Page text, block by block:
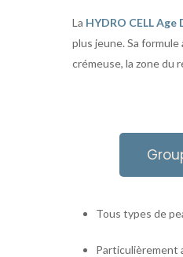
La HYDRO CELL Age
plus jeune. Sa
crémeuse, la zone du
Tous types de
Particulièrement